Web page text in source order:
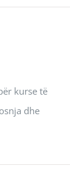
kurse të
dhe